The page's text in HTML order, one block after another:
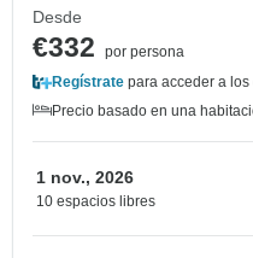
Desde
€332
por persona
Regístrate para acceder a
Precio basado en una
1 nov., 2026
10 espacios libres